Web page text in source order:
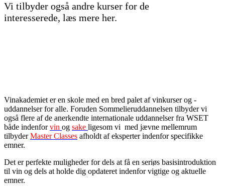
Vi tilbyder også andre kurser for de
interesserede, læs mere her.
Vinakademiet er en skole med en bred palet af vinkurser og -
uddannelser for alle. Foruden Sommelieruddannelsen tilbyder vi
også flere af de anerkendte internationale uddannelser fra WSET
både indenforvin og sake ligesom vi med jævne mellemrum
tilbyderMaster Classes afholdt af eksperter indenfor specifikke
emner.
Det er perfekte muligheder for dels at få en seriøs basisintroduktion
til vin og dels at holde dig opdateret indenfor vigtige og aktuelle
emner.